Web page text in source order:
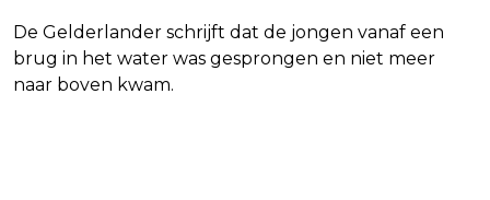
De Gelderlander schrijft dat de jongen vanaf een
brug in het water was gesprongen en niet meer
naar boven kwam.